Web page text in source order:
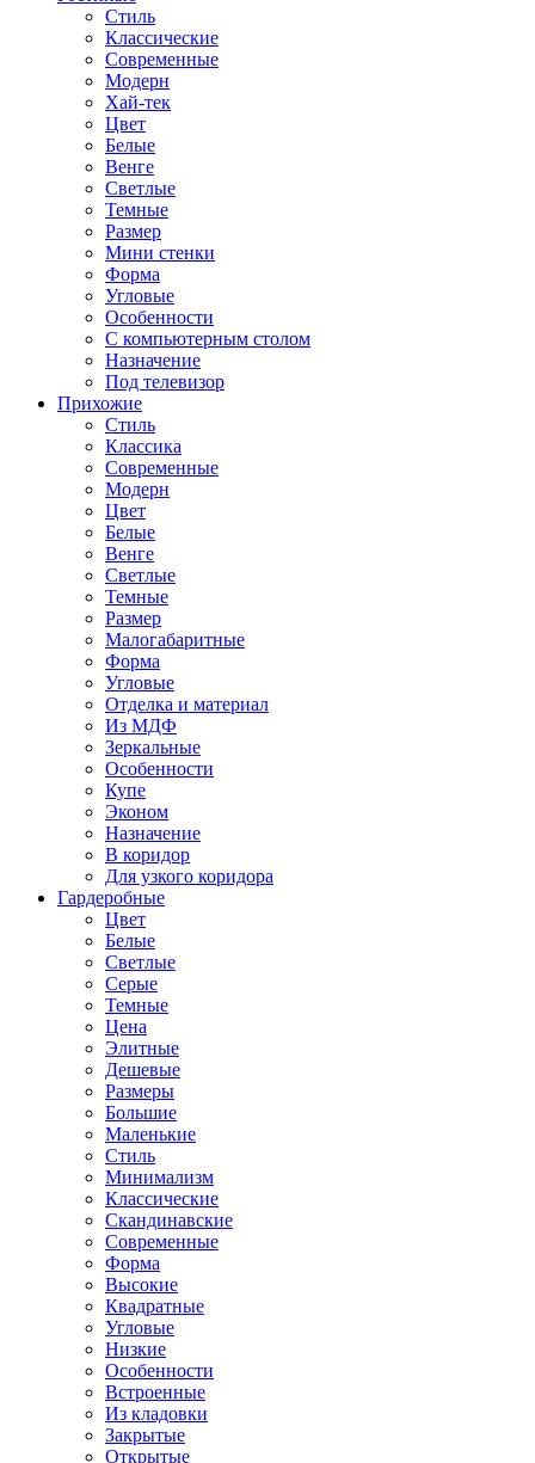
Стиль
Классические
Современные
Модерн
Хай-тек
Цвет
Белые
Венге
Светлые
Темные
Размер
Мини стенки
Форма
Угловые
Особенности
С компьютерным столом
Назначение
Под телевизор
Прихожие
Стиль
Классика
Современные
Модерн
Цвет
Белые
Венге
Светлые
Темные
Размер
Малогабаритные
Форма
Угловые
Отделка и материал
Из МДФ
Зеркальные
Особенности
Купе
Эконом
Назначение
В коридор
Для узкого коридора
Гардеробные
Цвет
Белые
Светлые
Серые
Темные
Цена
Элитные
Дешевые
Размеры
Большие
Маленькие
Стиль
Минимализм
Классические
Скандинавские
Современные
Форма
Высокие
Квадратные
Угловые
Низкие
Особенности
Встроенные
Из кладовки
Закрытые
Открытые